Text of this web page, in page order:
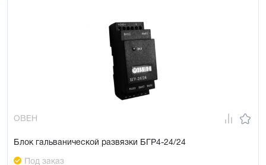
ОВЕН
Блок гальванической развязки БГР4-24/24
Под заказ